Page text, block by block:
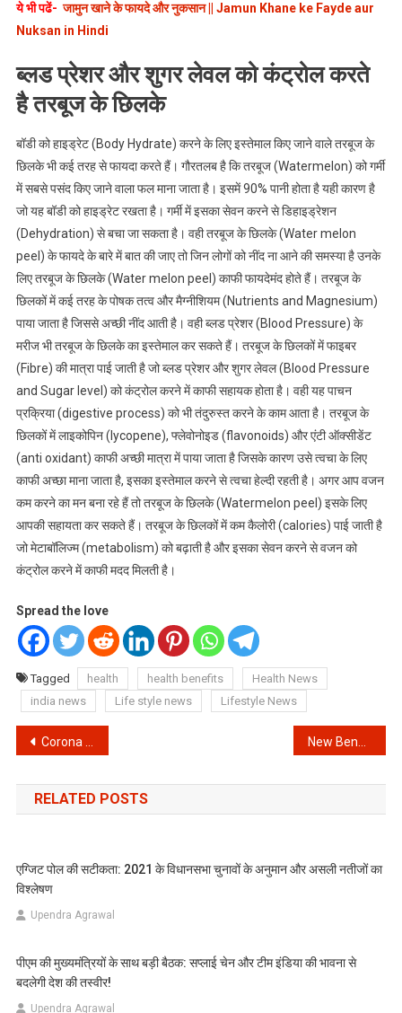
ये भी पढें-जामुन खाने के फायदे और नुकसान || Jamun Khane ke Fayde aur
Nuksan in Hindi
ब्लड प्रेशर और शुगर लेवल को कंट्रोल करते
है तरबूज के छिलके
बॉडी को हाइड्रेट (Body Hydrate) करने के लिए इस्तेमाल किए जाने वाले तरबूज के
छिलके भी कई तरह से फायदा करते हैं। गौरतलब है कि तरबूज (Watermelon) को गर्मी
में सबसे पसंद किए जाने वाला फल माना जाता है। इसमें 90% पानी होता है यही कारण है
जो यह बॉडी को हाइड्रेट रखता है। गर्मी में इसका सेवन करने से डिहाइड्रेशन
(Dehydration) से बचा जा सकता है। वही तरबूज के छिलके (Water melon
peel) के फायदे के बारे में बात की जाए तो जिन लोगों को नींद ना आने की समस्या है उनके
लिए तरबूज के छिलके (Water melon peel) काफी फायदेमंद होते हैं। तरबूज के
छिलकों में कई तरह के पोषक तत्व और मैग्नीशियम (Nutrients and Magnesium)
पाया जाता है जिससे अच्छी नींद आती है। वही ब्लड प्रेशर (Blood Pressure) के
मरीज भी तरबूज के छिलके का इस्तेमाल कर सकते हैं। तरबूज के छिलकों में फाइबर
(Fibre) की मात्रा पाई जाती है जो ब्लड प्रेशर और शुगर लेवल (Blood Pressure
and Sugar level) को कंट्रोल करने में काफी सहायक होता है। वही यह पाचन
प्रक्रिया (digestive process) को भी तंदुरुस्त करने के काम आता है। तरबूज के
छिलकों में लाइकोपिन (lycopene), फ्लेवोनोइड (flavonoids) और एंटी ऑक्सीडेंट
(anti oxidant) काफी अच्छी मात्रा में पाया जाता है जिसके कारण उसे त्वचा के लिए
काफी अच्छा माना जाता है, इसका इस्तेमाल करने से त्वचा हेल्दी रहती है। अगर आप वजन
कम करने का मन बना रहे हैं तो तरबूज के छिलके (Watermelon peel) इसके लिए
आपकी सहायता कर सकते हैं। तरबूज के छिलकों में कम कैलोरी (calories) पाई जाती है
जो मेटाबॉलिज्म (metabolism) को बढ़ाती है और इसका सेवन करने से वजन को
कंट्रोल करने में काफी मदद मिलती है।
Spread the love
Tagged health health benefits
Health News
india news
Life style news Lifestyle News
Post
navigation
Corona Vaccine लगवाओं और लाखों की कार ले जाओ, इस देश में मिल रहा ये लाभ New Benefits of Garlic : लहसुन में पाए जाने वाले गुण ब्लड प्रेशर, पेट की समस्या और कई बामारियों को करते हैं दूर || लहसुन के फायदे
RELATED POSTS
एग्जिट पोल की सटीकता: 2021 के विधानसभा चुनावों के अनुमान और असली नतीजों का
विश्लेषण
Upendra Agrawal
पीएम की मुख्यमंत्रियों के साथ बड़ी बैठक: सप्लाई चेन और टीम इंडिया की भावना से
बदलेगी देश की तस्वीर!
Upendra Agrawal